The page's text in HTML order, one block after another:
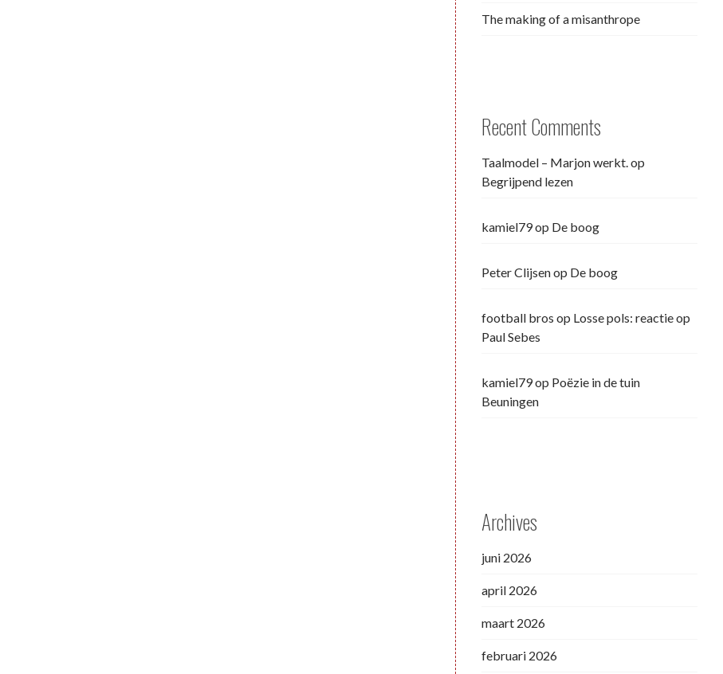
The making of a misanthrope
Recent Comments
Taalmodel – Marjon werkt.op
Begrijpend lezen
kamiel79op De boog
Peter Clijsenop De boog
football bros op Losse pols: reactie op
Paul Sebes
kamiel79op Poëzie in de tuin
Beuningen
Archives
juni 2026
april 2026
maart 2026
februari 2026